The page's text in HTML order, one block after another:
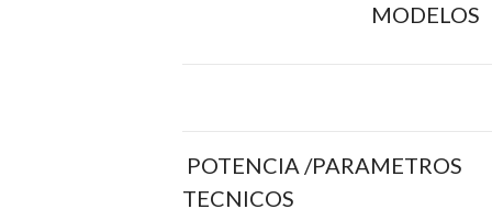
MODELOS
POTENCIA /PARAMETROS
TECNICOS